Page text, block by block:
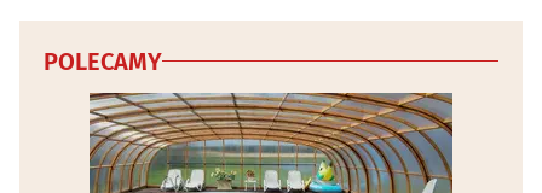
POLECAMY